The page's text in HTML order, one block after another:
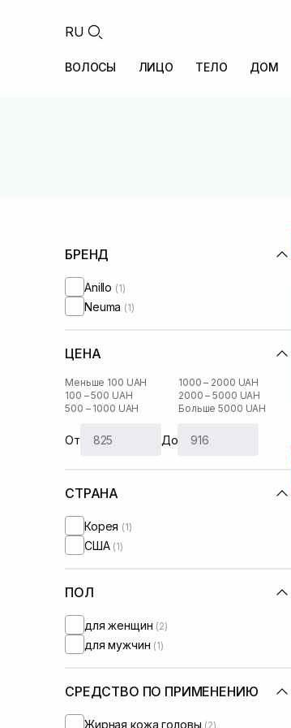
RU
ВОЛОСЫ ЛИЦО ТЕЛО ДОМ
БРЕНД
Anillo (1)
Neuma (1)
ЦЕНА
Меньше 100 UAH
100 – 500 UAH
500 – 1000 UAH
1000 – 2000 UAH
2000 – 5000 UAH
Больше 5000 UAH
От До
СТРАНА
Корея (1)
США (1)
ПОЛ
для женщин (2)
для мужчин (1)
СРЕДСТВО ПО ПРИМЕНЕНИЮ
Жирная кожа головы (2)